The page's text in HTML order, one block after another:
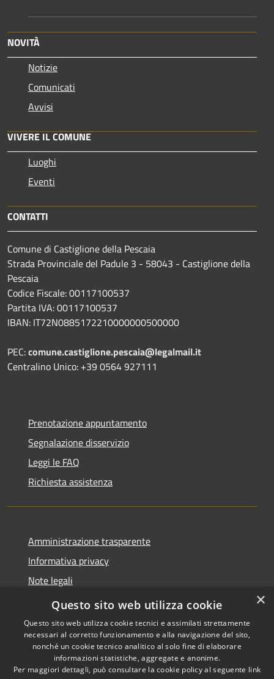
NOVITÀ
Notizie
Comunicati
Avvisi
VIVERE IL COMUNE
Luoghi
Eventi
CONTATTI
Comune di Castiglione della Pescaia
Strada Provinciale del Padule 3 - 58043 - Castiglione della
Pescaia
Codice Fiscale: 00117100537
Partita IVA: 00117100537
IBAN: IT72N0885172210000000500000
PEC:comune.castiglione.pescaia@legalmail.it
Centralino Unico: +39 0564 927111
Prenotazione appuntamento
Segnalazione disservizio
Leggi le FAQ
Richiesta assistenza
Amministrazione trasparente
Informativa privacy
Note legali
Dichiarazione di accessibilità
Copyright © 2026 • Comune di
Castiglione della Pescaia •
×
Questo sito web utilizza cookie
Questo sito web utilizza cookie tecnici e assimilati strettamente
necessari al corretto funzionamento e alla navigazione del sito,
nonché un cookie tecnico analitico al solo fine di elaborare
informazioni statistiche, aggregate e anonime.
Per maggiori dettagli, può consultare la cookie policy al seguente link